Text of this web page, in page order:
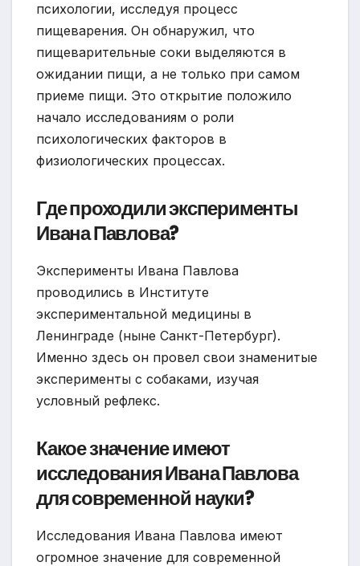
психологии, исследуя процесс
пищеварения. Он обнаружил, что
пищеварительные соки выделяются в
ожидании пищи, а не только при самом
приеме пищи. Это открытие положило
начало исследованиям о роли
психологических факторов в
физиологических процессах.
Где проходили эксперименты
Ивана Павлова?
Эксперименты Ивана Павлова
проводились в Институте
экспериментальной медицины в
Ленинграде (ныне Санкт-Петербург).
Именно здесь он провел свои знаменитые
эксперименты с собаками, изучая
условный рефлекс.
Какое значение имеют
исследования Ивана Павлова
для современной науки?
Исследования Ивана Павлова имеют
огромное значение для современной